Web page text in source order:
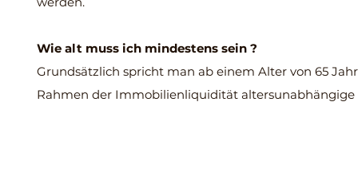
Wie alt muss ich mindestens sein ?
Grundsätzlich spricht man ab einem Alter von 65
Rahmen der Immobilienliquidität altersunabhängige